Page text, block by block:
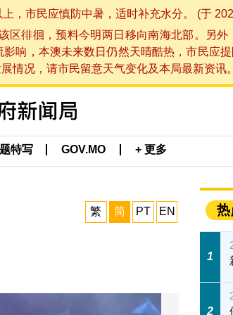
，市民应慎防中暑，适时补充水分。 (于
徘徊，预料今明两日移向南海北部。另
响，本澳未来数日仍然天晴酷热，市民应
情况，请市民留意天气变化及本局最新资讯
特写 GOV.MO + 更多
繁 简 PT EN 热
1
2